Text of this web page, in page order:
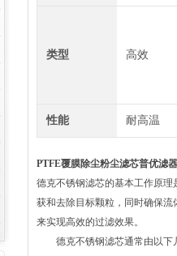
类型 高效
性能 耐高温
PTFE覆膜除尘粉尘滤芯普优滤
德克不锈钢滤芯的基本工作原
获和去除目标颗粒，同时确保
来实现高效的过滤效果。
德克不锈钢滤芯通常由以下